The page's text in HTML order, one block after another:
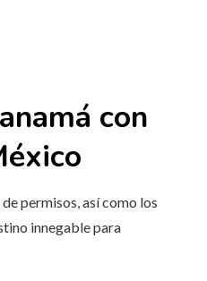
con
permisos, así como los
innegable para